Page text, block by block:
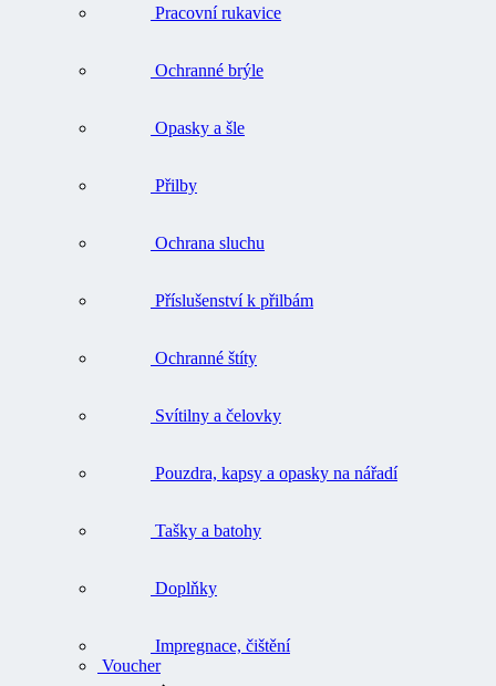
Pracovní rukavice
Ochranné brýle
Opasky a šle
Přilby
Ochrana sluchu
Příslušenství k přilbám
Ochranné štíty
Svítilny a čelovky
Pouzdra, kapsy a opasky na nářadí
Tašky a batohy
Doplňky
Impregnace, čištění
Voucher